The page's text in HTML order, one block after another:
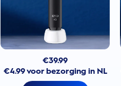
€39.99
€4.99 voor bezorging in NL